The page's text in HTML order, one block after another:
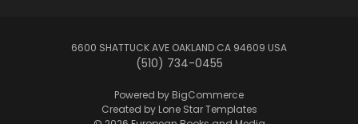
6600 SHATTUCK AVE OAKLAND CA 94609 USA
(510) 734-0455
Powered by BigCommerce
Created by Lone Star Templates